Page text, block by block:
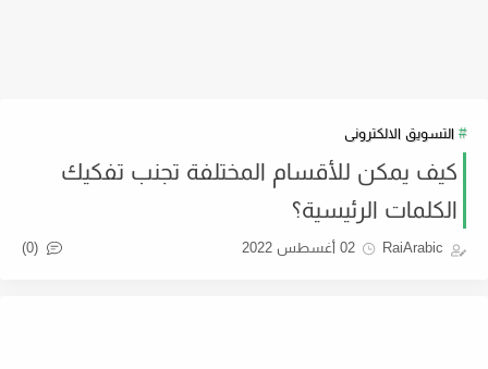
التسويق الالكترونى
كيف يمكن للأقسام المختلفة تجنب تفكيك
الكلمات الرئيسية؟
RaiArabic 02 أغسطس 2022 (0)